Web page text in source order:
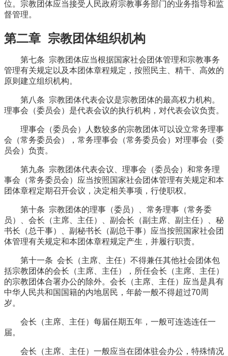
位。宗教团体应当接受人民政府宗教事务部门的业务指导和监
督管理。
第二章 宗教团体组织机构
第七条 宗教团体应当根据国家社会团体管理和宗教事务
管理有关规定以及本团体章程规定，按照民主、精干、高效的
原则建立组织机构。
第八条 宗教团体代表会议是宗教团体的最高权力机构。
理事会（委员会）是代表会议的执行机构，对代表会议负责。
理事会（委员会）人数较多的宗教团体可以设立常务理事
会（常务委员会），常务理事会（常务委员会）对理事会（委
员会）负责。
第九条 宗教团体代表会议、理事会（委员会）和常务理
事会（常务委员会）应当按照国家社会团体管理有关规定和本
团体章程定期召开会议，决定相关事项，行使职权。
第十条 宗教团体的理事（委员）、常务理事（常务委
员）、会长（主席、主任）、副会长（副主席、副主任）、秘
书长（总干事）、副秘书长（副总干事）应当按照国家社会团
体管理有关规定和本团体章程规定产生，并履行职责。
第十一条 会长（主席、主任）不得兼任其他社会团体包
括宗教团体的会长（主席、主任），所任会长（主席、主任）
的宗教团体合署办公的除外。会长（主席、主任）应当是具有
中华人民共和国国籍的内地居民，年龄一般不得超过70周
岁。
会长（主席、主任）每届任期五年，一般可连选连任一
届。
会长（主席、主任）一般应当在团体驻会办公，特殊情况